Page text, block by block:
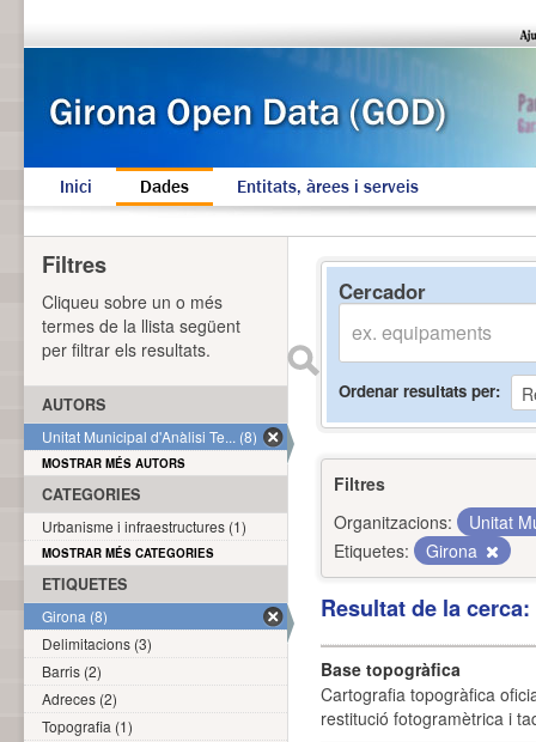
Inici Dades Entitats, àrees i serveis
Cercador
Ordenar resultats per
Filtres
Organitzacions:
Unitat
Etiquetes:
Girona
Resultat de la
Base topogràfica
Cartografia topogràfica
restitució fotogramètrica i
Filtres
Cliqueu sobre un o més
termes de la llista següent
per filtrar els resultats.
AUTORS
Unitat Municipal d'Anàlisi Te... (8)
MOSTRAR MÉS AUTORS
CATEGORIES
Urbanisme i infraestructures (1)
MOSTRAR MÉS CATEGORIES
ETIQUETES
Girona (8)
Delimitacions (3)
Barris (2)
Adreces (2)
Topografia (1)